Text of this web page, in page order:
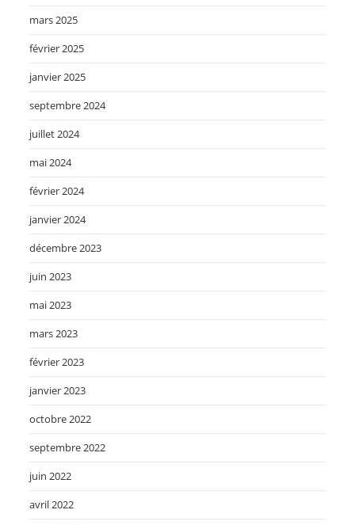
mars 2025
février 2025
janvier 2025
septembre 2024
juillet 2024
mai 2024
février 2024
janvier 2024
décembre 2023
juin 2023
mai 2023
mars 2023
février 2023
janvier 2023
octobre 2022
septembre 2022
juin 2022
avril 2022